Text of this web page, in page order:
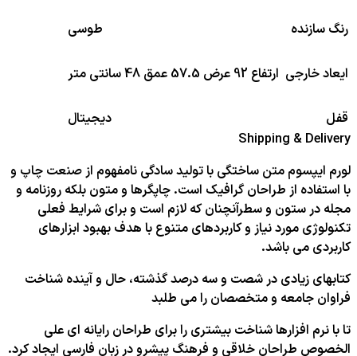
رنگ سازنده طوسی
ایعاد خارجی ارتفاع 92 عرض 57.5 عمق 48 سانتی متر
قفل
دیجیتال
Shipping & Delivery
لورم ایپسوم متن ساختگی با تولید سادگی نامفهوم از صنعت چاپ و
با استفاده از طراحان گرافیک است. چاپگرها و متون بلکه روزنامه و
مجله در ستون و سطرآنچنان که لازم است و برای شرایط فعلی
تکنولوژی مورد نیاز و کاربردهای متنوع با هدف بهبود ابزارهای
کاربردی می باشد.
کتابهای زیادی در شصت و سه درصد گذشته، حال و آینده شناخت
فراوان جامعه و متخصصان را می طلبد
تا با نرم افزارها شناخت بیشتری را برای طراحان رایانه ای علی
الخصوص طراحان خلاقی و فرهنگ پیشرو در زبان فارسی ایجاد کرد.